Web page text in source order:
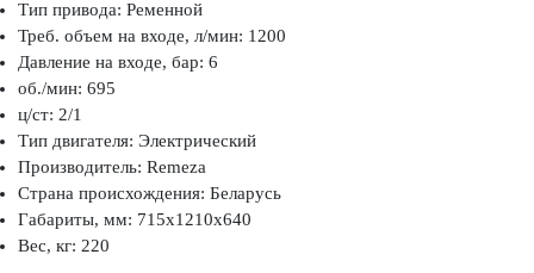
Тип привода: Ременной
Треб. объем на входе, л/мин: 1200
Давление на входе, бар: 6
об./мин: 695
ц/ст: 2/1
Тип двигателя: Электрический
Производитель: Remeza
Страна происхождения: Беларусь
Габариты, мм: 715x1210x640
Вес, кг: 220